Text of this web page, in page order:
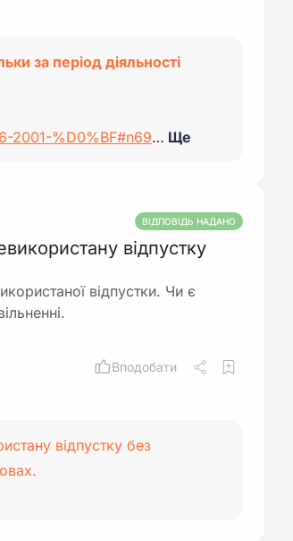
за період діяльності
2001-%D0%BF#n69… Ще
ВІДПОВІДЬ НАДАНО
відпустку
відпустки. Чи є
Вподобати
відпустку без